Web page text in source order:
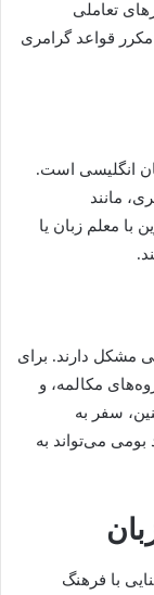
تعاملی
قواعد گرامری
انگلیسی است.
مانند
با معلم زبان یا
مشکل دارند. برای
مکالمه، و
سفر به
بومی می‌تواند به
با فرهنگ